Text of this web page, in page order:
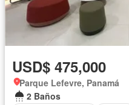
USD$ 475,000
Parque Lefevre, Panamá
2 Baños